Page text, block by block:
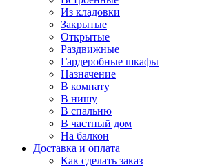
Из кладовки
Закрытые
Открытые
Раздвижные
Гардеробные шкафы
Назначение
В комнату
В нишу
В спальню
В частный дом
На балкон
Доставка и оплата
Как сделать заказ